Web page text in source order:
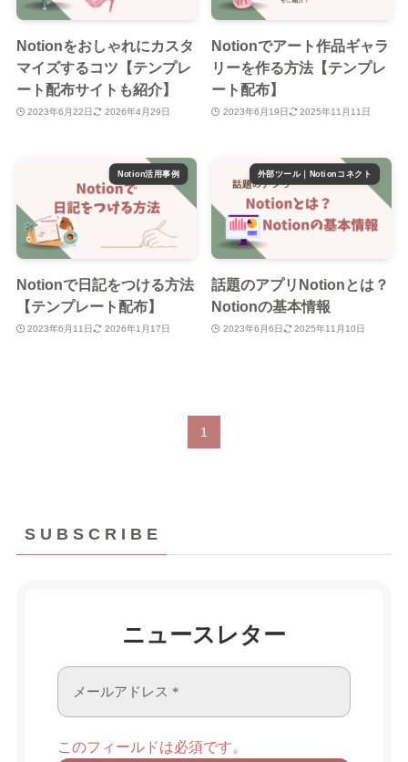
Notionをおしゃれにカスタ
マイズするコツ【テンプレ
ート配布サイトも紹介】
2023年6月22日 2026年4月29日
Notionでアート作品ギャラ
リーを作る方法【テンプレ
ート配布】
2023年6月19日 2025年11月11日
Notion活用事例
Notionで日記をつける方法
【テンプレート配布】
2023年6月11日 2026年1月17日
外部ツール｜Notionコネクト
話題のアプリNotionとは？
Notionの基本情報
2023年6月6日 2025年11月10日
1
S U B S C R I B E
ニュースレター
このフィールドは必須です。